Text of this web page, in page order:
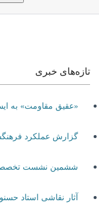
تازه‌های خبری
«عقیق مقاومت» به
گزارش عملکرد فرهنگستان هنر
ششمین نشست تخصصی
آثار نقاشی استاد